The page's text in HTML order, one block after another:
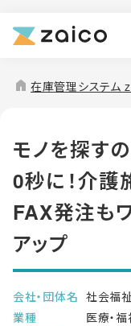
機能
導入事例
お役立ち情報
home 在庫管理システム
モノを探す
0秒に！介護
FAX発注も
アップ
会社・団体名 社会福
業種
医療・